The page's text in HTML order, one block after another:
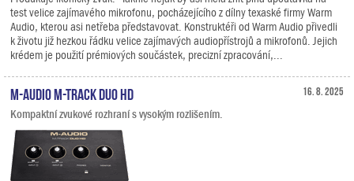
test velice zajímavého mikrofonu, pocházejícího z dílny texaské firmy Warm
Audio, kterou asi netřeba představovat. Konstruktéři od Warm Audio přivedli
k životu již hezkou řádku velice zajímavých audiopřístrojů a mikrofonů. Jejich
krédem je použití prémiových součástek, precizní zpracování,...
16. 8. 2025
M-Audio M-Track Duo HD
Kompaktní zvukové rozhraní s vysokým rozlišením.